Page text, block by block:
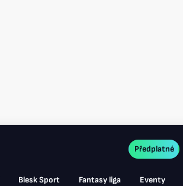
Blesk Sport Fantasy liga Eventy
Předplatné